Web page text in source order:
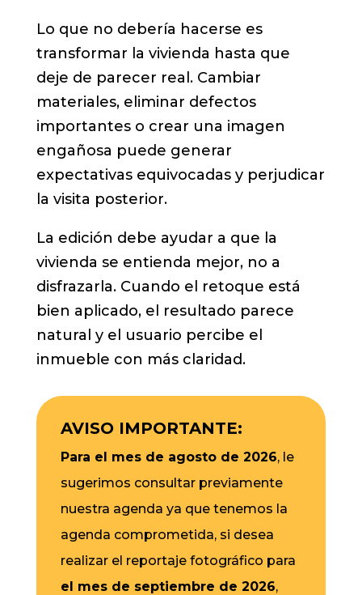
Lo que no debería hacerse es
transformar la vivienda hasta que
deje de parecer real. Cambiar
materiales, eliminar defectos
importantes o crear una imagen
engañosa puede generar
expectativas equivocadas y perjudicar
la visita posterior.
La edición debe ayudar a que la
vivienda se entienda mejor, no a
disfrazarla. Cuando el retoque está
bien aplicado, el resultado parece
natural y el usuario percibe el
inmueble con más claridad.
AVISO IMPORTANTE:
Para el mes de agosto de 2026, le
sugerimos consultar previamente
nuestra agenda ya que tenemos la
agenda comprometida, si desea
realizar el reportaje fotográfico para
el mes de septiembre de 2026,